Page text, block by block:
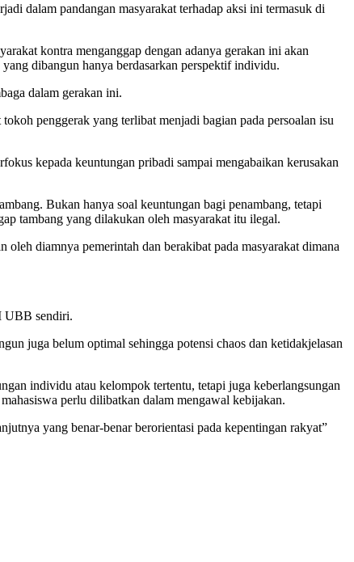
dalam pandangan masyarakat terhadap aksi ini termasuk di
kontra menganggap dengan adanya gerakan ini akan
dibangun hanya berdasarkan perspektif individu.
dalam gerakan ini.
penggerak yang terlibat menjadi bagian pada persoalan isu
kepada keuntungan pribadi sampai mengabaikan kerusakan
Bukan hanya soal keuntungan bagi penambang, tetapi
tambang yang dilakukan oleh masyarakat itu ilegal.
diamnya pemerintah dan berakibat pada masyarakat dimana
UBB sendiri.
juga belum optimal sehingga potensi chaos dan ketidakjelasan
individu atau kelompok tertentu, tetapi juga keberlangsungan
perlu dilibatkan dalam mengawal kebijakan.
yang benar-benar berorientasi pada kepentingan rakyat”